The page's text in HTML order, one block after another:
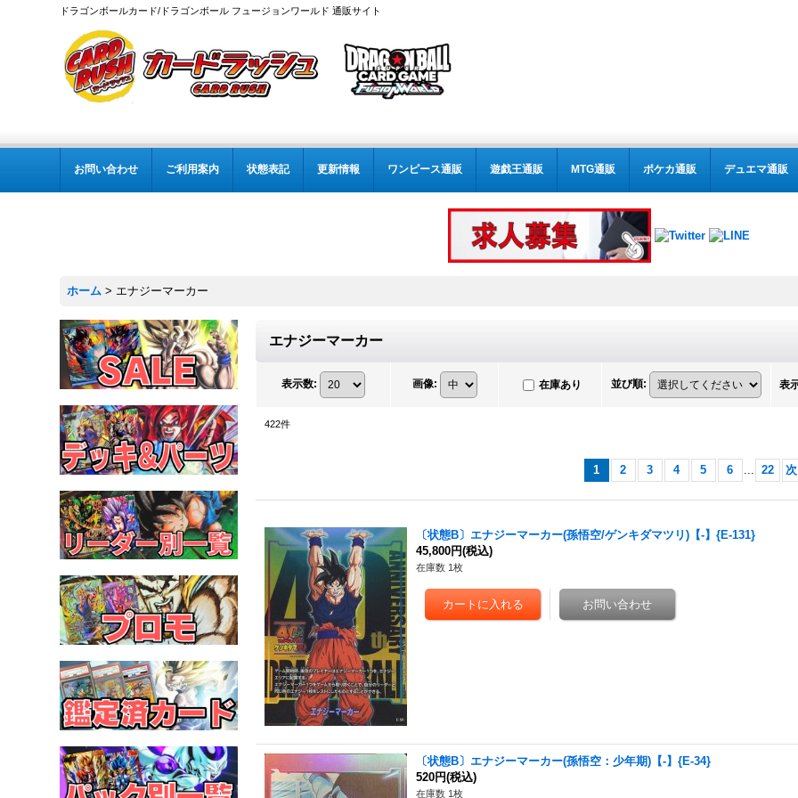
ドラゴンボールカード/ドラゴンボール フュージョンワールド 通販サイト
お問い合わせ ご利用案内 状態表記 更新情報 ワンピース通販 遊戯王通販 MTG通販 ポケカ通販 デュエマ通販
ホーム > エナジーマーカー
エナジーマーカー
表示数: 画像: 在庫あり 並び順: 表
422件
1 2 3 4 5 6 ... 22 次
〔状態B〕エナジーマーカー(孫悟空/ゲンキダマツリ)【-】{E-131}
45,800円(税込)
在庫数 1枚
〔状態B〕エナジーマーカー(孫悟空：少年期)【-】{E-34}
520円(税込)
在庫数 1枚